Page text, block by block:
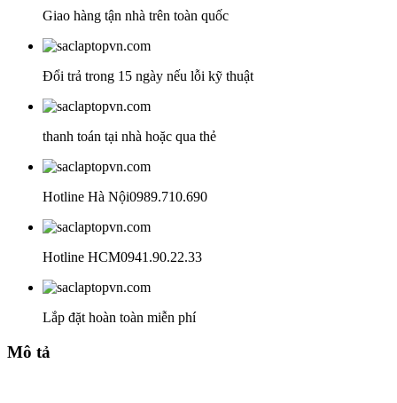
9SC
Giao hàng tận nhà trên toàn quốc
Đổi trả trong 15 ngày nếu lỗi kỹ thuật
thanh toán tại nhà hoặc qua thẻ
Hotline Hà Nội0989.710.690
Hotline HCM0941.90.22.33
Lắp đặt hoàn toàn miễn phí
Mô tả